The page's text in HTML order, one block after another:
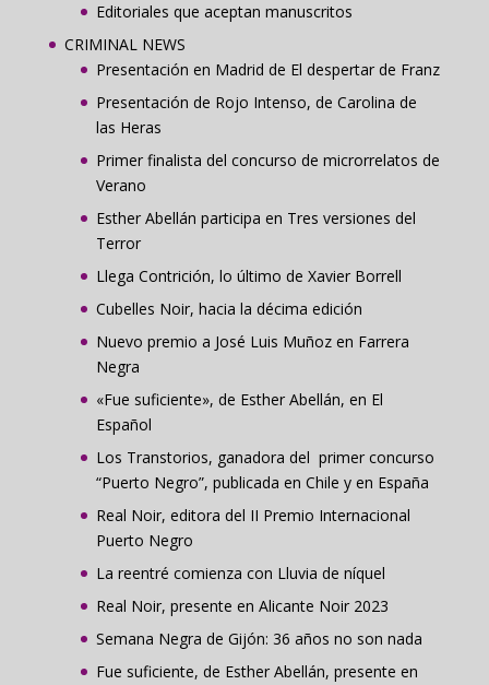
Editoriales que aceptan manuscritos
CRIMINAL NEWS
Presentación en Madrid de El despertar de Franz
Presentación de Rojo Intenso, de Carolina de
las Heras
Primer finalista del concurso de microrrelatos de
Verano
Esther Abellán participa en Tres versiones del
Terror
Llega Contrición, lo último de Xavier Borrell
Cubelles Noir, hacia la décima edición
Nuevo premio a José Luis Muñoz en Farrera
Negra
«Fue suficiente», de Esther Abellán, en El
Español
Los Transtorios, ganadora del primer concurso
“Puerto Negro”, publicada en Chile y en España
Real Noir, editora del II Premio Internacional
Puerto Negro
La reentré comienza con Lluvia de níquel
Real Noir, presente en Alicante Noir 2023
Semana Negra de Gijón: 36 años no son nada
Fue suficiente, de Esther Abellán, presente en